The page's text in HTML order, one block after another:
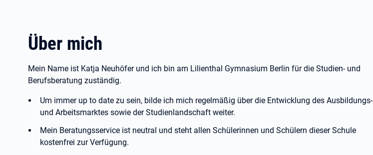
Über mich
Mein Name ist Katja Neuhöfer und ich bin am Lilienthal Gymnasium Berlin für die Studien- und
Berufsberatung zuständig.
Um immer up to date zu sein, bilde ich mich regelmäßig über die Entwicklung des Ausbildungs-
und Arbeitsmarktes sowie der Studienlandschaft weiter.
Mein Beratungsservice ist neutral und steht allen Schülerinnen und Schülern dieser Schule
kostenfrei zur Verfügung.